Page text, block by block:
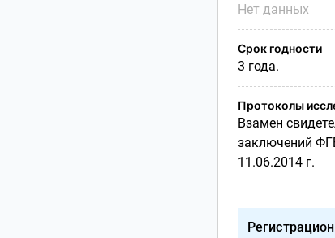
Нет данных
Срок годности
3 года.
Протоколы
Взамен
заключений
11.06.2014 г.